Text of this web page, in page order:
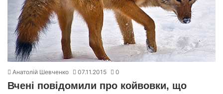
Анатолій Шевченко 07.11.2015 0
Вчені повідомили про койвовки, що